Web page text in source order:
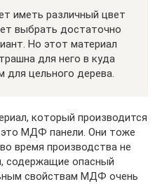
иметь различный цвет
выбрать достаточно
Но этот материал
для него в куда
для цельного дерева.
который производится
МДФ панели. Они тоже
время производства не
содержащие опасный
свойствам МДФ очень